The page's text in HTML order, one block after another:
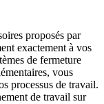
proposés par
exactement à vos
de fermeture
vous
processus de travail.
de travail sur